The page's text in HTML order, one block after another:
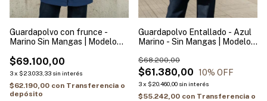
Guardapolvo con frunce -
Marino Sin Mangas | Modelo
$69.100,00
3x $23.033,33 sin interés
$62.190,00 con Transferencia o
depósito
Guardapolvo Entallado - Azul
Marino - Sin Mangas | Modelo
$61.380,00
$68.200,00
10% OFF
3x $20.460,00 sin interés
$55.242,00 con Transferencia o